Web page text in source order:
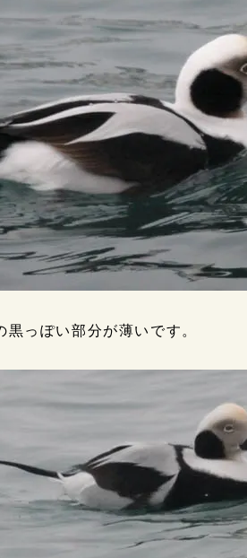
っぽい部分が薄いです。